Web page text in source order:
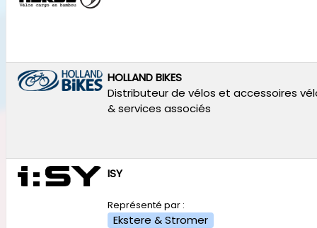
HOLLAND BIKES
Distributeur de vélos et accessoires
& services associés
ISY
Représenté par :
Ekstere & Stromer